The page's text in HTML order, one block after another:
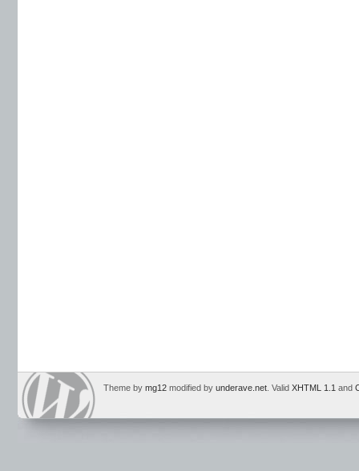
Theme by mg12 modified by underave.net . Valid XHTML 1.1 and